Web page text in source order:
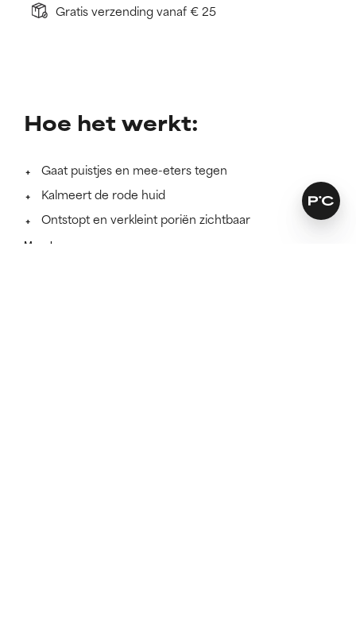
Gratis verzending vanaf € 25
Hoe het werkt:
Gaat puistjes en mee-eters tegen
Kalmeert de rode huid
Ontstopt en verkleint poriën zichtbaar
Meer lezen